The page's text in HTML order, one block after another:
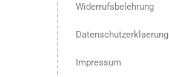
Widerrufsbelehrung
Datenschutzerklaerung
Impressum